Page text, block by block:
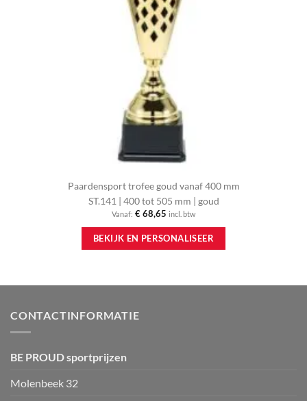
Paardensport trofee goud vanaf 400 mm
ST.141 | 400 tot 505 mm | goud
Vanaf: €68,65 incl. btw
BEKIJK EN PERSONALISEER
Dit
heeft
CONTACTINFORMATIE
BE PROUD sportprijzen
Molenbeek 32